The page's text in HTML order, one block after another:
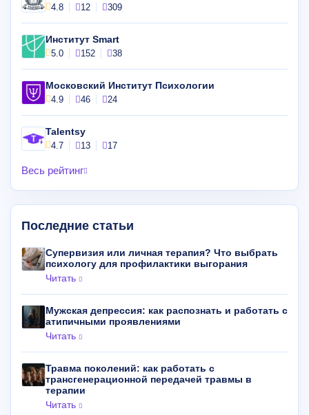
4.8 12 309
Институт Smart
5.0 152 38
Московский Институт Психологии
4.9 46 24
Talentsy
4.7 13 17
Весь рейтинг
Последние статьи
Супервизия или личная терапия? Что выбрать
психологу для профилактики выгорания
Читать
Мужская депрессия: как распознать и работать с
атипичными проявлениями
Читать
Травма поколений: как работать с
трансгенерационной передачей травмы в
терапии
Читать